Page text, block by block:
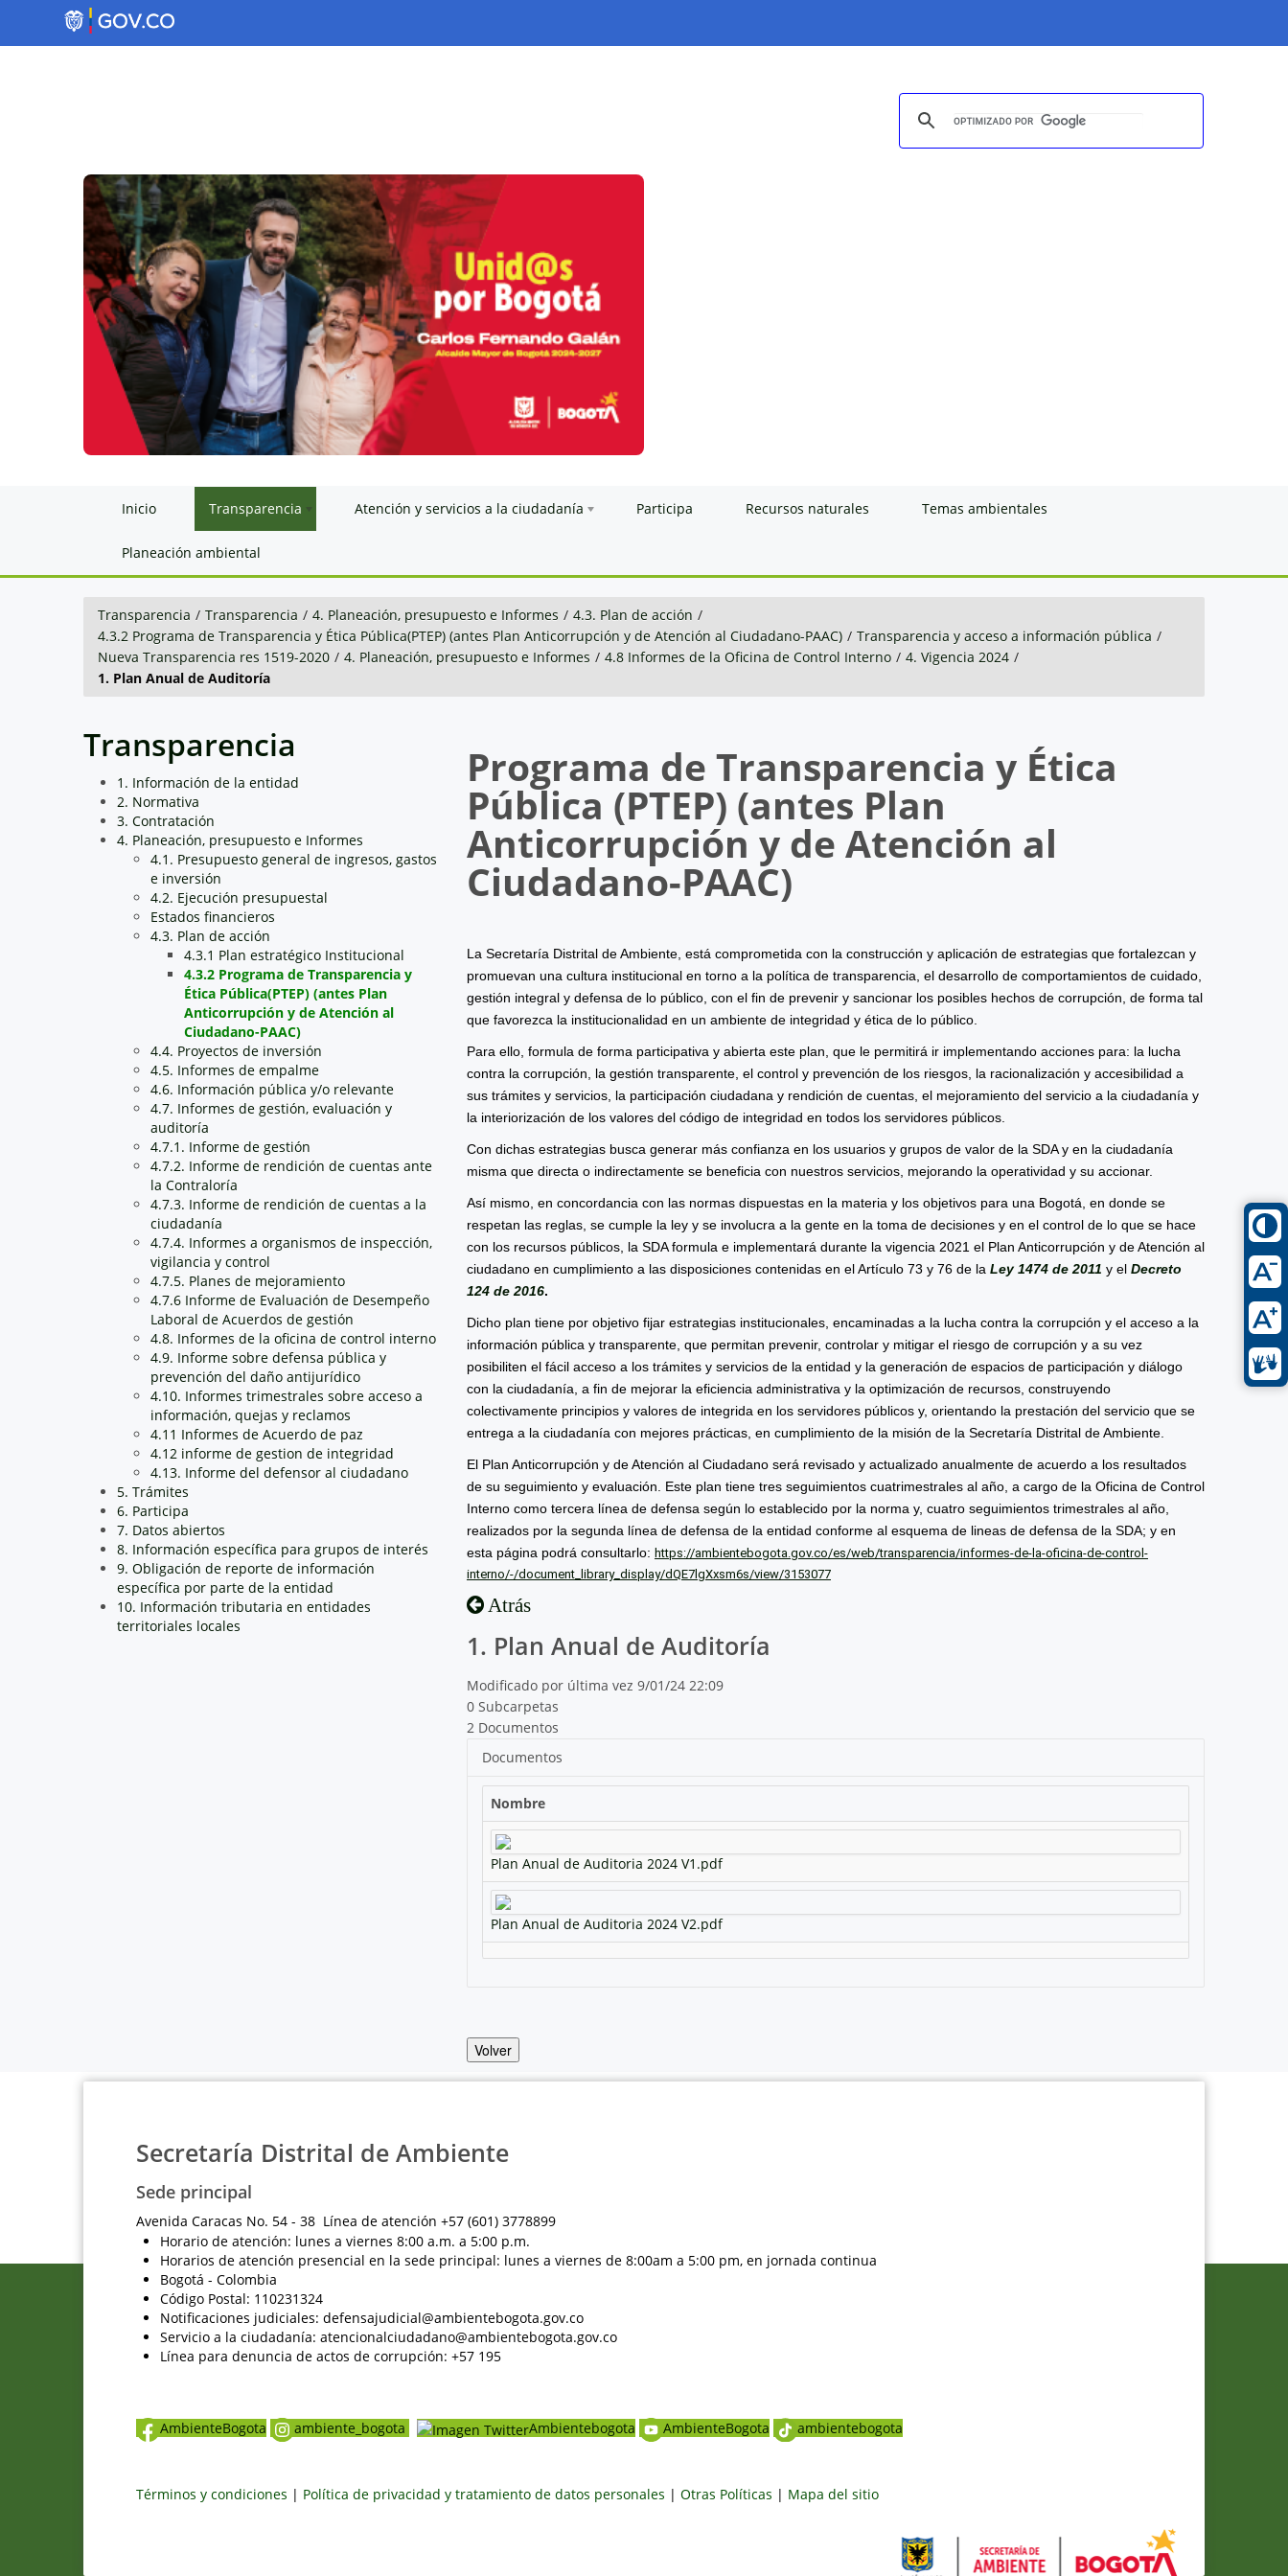
Inicio Transparencia Atención y servicios a la ciudadanía Participa Recursos naturales Temas ambientales
Planeación ambiental
Transparencia / Transparencia / 4. Planeación, presupuesto e Informes / 4.3. Plan de acción /
4.3.2 Programa de Transparencia y Ética Pública(PTEP) (antes Plan Anticorrupción y de Atención al Ciudadano-PAAC) / Transparencia y acceso a información pública /
Nueva Transparencia res 1519-2020 / 4. Planeación, presupuesto e Informes / 4.8 Informes de la Oficina de Control Interno / 4. Vigencia 2024 /
1. Plan Anual de Auditoría
Transparencia
1. Información de la entidad
2. Normativa
3. Contratación
4. Planeación, presupuesto e Informes
4.1. Presupuesto general de ingresos, gastos
e inversión
4.2. Ejecución presupuestal
Estados financieros
4.3. Plan de acción
4.3.1 Plan estratégico Institucional
4.3.2 Programa de Transparencia y
Ética Pública(PTEP) (antes Plan
Anticorrupción y de Atención al
Ciudadano-PAAC)
4.4. Proyectos de inversión
4.5. Informes de empalme
4.6. Información pública y/o relevante
4.7. Informes de gestión, evaluación y
auditoría
4.7.1. Informe de gestión
4.7.2. Informe de rendición de cuentas ante
la Contraloría
4.7.3. Informe de rendición de cuentas a la
ciudadanía
4.7.4. Informes a organismos de inspección,
vigilancia y control
4.7.5. Planes de mejoramiento
4.7.6 Informe de Evaluación de Desempeño
Laboral de Acuerdos de gestión
4.8. Informes de la oficina de control interno
4.9. Informe sobre defensa pública y
prevención del daño antijurídico
4.10. Informes trimestrales sobre acceso a
información, quejas y reclamos
4.11 Informes de Acuerdo de paz
4.12 informe de gestion de integridad
4.13. Informe del defensor al ciudadano
5. Trámites
6. Participa
7. Datos abiertos
8. Información específica para grupos de interés
9. Obligación de reporte de información
específica por parte de la entidad
10. Información tributaria en entidades
territoriales locales
Programa de Transparencia y Ética
Pública (PTEP) (antes Plan
Anticorrupción y de Atención al
Ciudadano-PAAC)
La Secretaría Distrital de Ambiente, está comprometida con la construcción y aplicación de estrategias que fortalezcan y
promuevan una cultura institucional en torno a la política de transparencia, el desarrollo de comportamientos de cuidado,
gestión integral y defensa de lo público, con el fin de prevenir y sancionar los posibles hechos de corrupción, de forma tal
que favorezca la institucionalidad en un ambiente de integridad y ética de lo público.
Para ello, formula de forma participativa y abierta este plan, que le permitirá ir implementando acciones para: la lucha
contra la corrupción, la gestión transparente, el control y prevención de los riesgos, la racionalización y accesibilidad a
sus trámites y servicios, la participación ciudadana y rendición de cuentas, el mejoramiento del servicio a la ciudadanía y
la interiorización de los valores del código de integridad en todos los servidores públicos.
Con dichas estrategias busca generar más confianza en los usuarios y grupos de valor de la SDA y en la ciudadanía
misma que directa o indirectamente se beneficia con nuestros servicios, mejorando la operatividad y su accionar.
Así mismo, en concordancia con las normas dispuestas en la materia y los objetivos para una Bogotá, en donde se
respetan las reglas, se cumple la ley y se involucra a la gente en la toma de decisiones y en el control de lo que se hace
con los recursos públicos, la SDA formula e implementará durante la vigencia 2021 el Plan Anticorrupción y de Atención al
ciudadano en cumplimiento a las disposiciones contenidas en el Artículo 73 y 76 de la Ley 1474 de 2011 y el Decreto
124 de 2016.
Dicho plan tiene por objetivo fijar estrategias institucionales, encaminadas a la lucha contra la corrupción y el acceso a la
información pública y transparente, que permitan prevenir, controlar y mitigar el riesgo de corrupción y a su vez
posibiliten el fácil acceso a los trámites y servicios de la entidad y la generación de espacios de participación y diálogo
con la ciudadanía, a fin de mejorar la eficiencia administrativa y la optimización de recursos, construyendo
colectivamente principios y valores de integrida en los servidores públicos y, orientando la prestación del servicio que se
entrega a la ciudadanía con mejores prácticas, en cumplimiento de la misión de la Secretaría Distrital de Ambiente.
El Plan Anticorrupción y de Atención al Ciudadano será revisado y actualizado anualmente de acuerdo a los resultados
de su seguimiento y evaluación. Este plan tiene tres seguimientos cuatrimestrales al año, a cargo de la Oficina de Control
Interno como tercera línea de defensa según lo establecido por la norma y, cuatro seguimientos trimestrales al año,
realizados por la segunda línea de defensa de la entidad conforme al esquema de lineas de defensa de la SDA; y en
esta página podrá consultarlo: https://ambientebogota.gov.co/es/web/transparencia/informes-de-la-oficina-de-control-
interno/-/document_library_display/dQE7lgXxsm6s/view/3153077
Atrás
1. Plan Anual de Auditoría
Modificado por última vez 9/01/24 22:09
0 Subcarpetas
2 Documentos
Documentos
Nombre
Plan Anual de Auditoria 2024 V1.pdf
Plan Anual de Auditoria 2024 V2.pdf
Volver
Secretaría Distrital de Ambiente
Sede principal
Avenida Caracas No. 54 - 38 Línea de atención +57 (601) 3778899
Horario de atención: lunes a viernes 8:00 a.m. a 5:00 p.m.
Horarios de atención presencial en la sede principal: lunes a viernes de 8:00am a 5:00 pm, en jornada continua
Bogotá - Colombia
Código Postal: 110231324
Notificaciones judiciales: defensajudicial@ambientebogota.gov.co
Servicio a la ciudadanía: atencionalciudadano@ambientebogota.gov.co
Línea para denuncia de actos de corrupción: +57 195
AmbienteBogota ambiente_bogota Ambientebogota AmbienteBogota ambientebogota
Términos y condiciones | Política de privacidad y tratamiento de datos personales | Otras Políticas | Mapa del sitio